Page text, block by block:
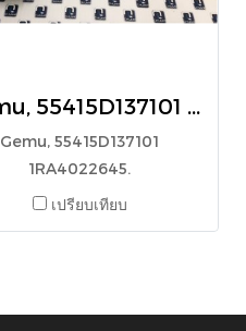
Gemu, 55415D137101 1RA4022645
Gemu, 55415D137101
1RA4022645.
เปรียบเทียบ